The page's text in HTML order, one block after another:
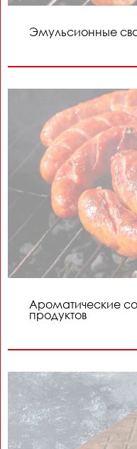
Эмульсионные
Ароматические
продуктов